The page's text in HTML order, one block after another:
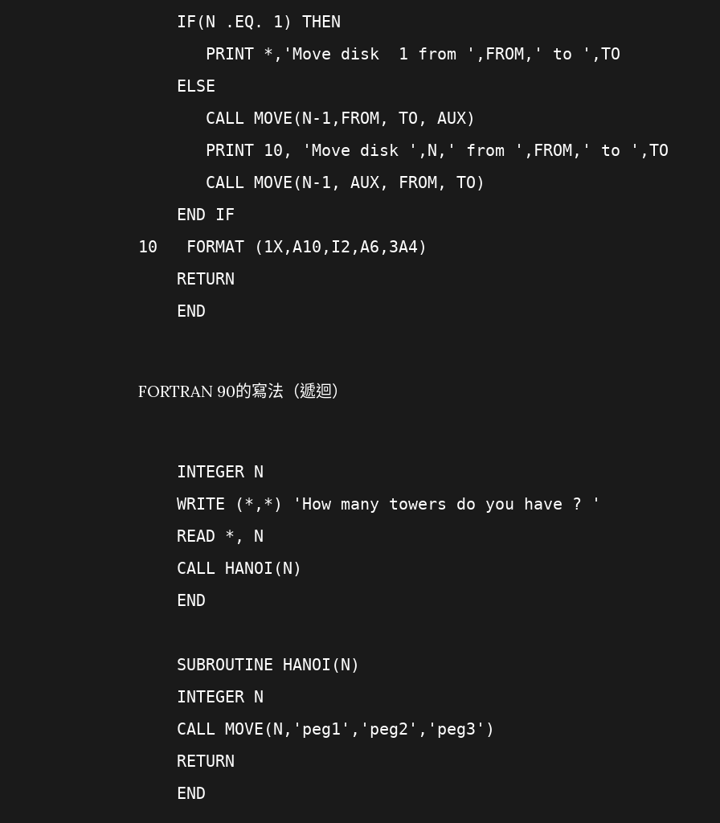
    IF(N .EQ. 1) THEN
       PRINT *,'Move disk  1 from ',FROM,' to ',TO
    ELSE
       CALL MOVE(N-1,FROM, TO, AUX)
       PRINT 10, 'Move disk ',N,' from ',FROM,' to ',TO
       CALL MOVE(N-1, AUX, FROM, TO)
    END IF
10   FORMAT (1X,A10,I2,A6,3A4)
    RETURN
    END
FORTRAN 90的寫法（遞迴）
    INTEGER N
    WRITE (*,*) 'How many towers do you have ? '
    READ *, N
    CALL HANOI(N)
    END
    SUBROUTINE HANOI(N)
    INTEGER N
    CALL MOVE(N,'peg1','peg2','peg3')
    RETURN
    END